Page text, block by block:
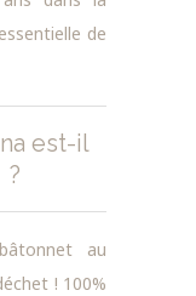
de
est-il
au
! 100%